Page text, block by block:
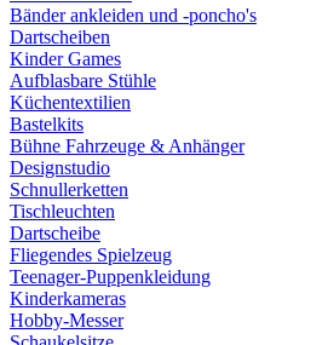
Bänder ankleiden und -poncho's
Dartscheiben
Kinder Games
Aufblasbare Stühle
Küchentextilien
Bastelkits
Bühne Fahrzeuge & Anhänger
Designstudio
Schnullerketten
Tischleuchten
Dartscheibe
Fliegendes Spielzeug
Teenager-Puppenkleidung
Kinderkameras
Hobby-Messer